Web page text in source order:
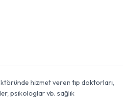
hizmet veren tıp doktorları,
psikologlar vb. sağlık